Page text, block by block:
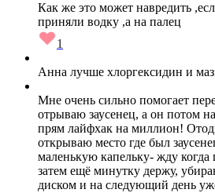
Как же это может навредить
приняли водку ,а на палец
1
Анна лучше хлоргексидин и
Мне очень сильно помогает
отрываю заусенец, а он потом
прям лайфхак на миллион!
открываю место где был
маленькую капельку- жду когда
затем ещё минутку держу,
диском и на следующий день